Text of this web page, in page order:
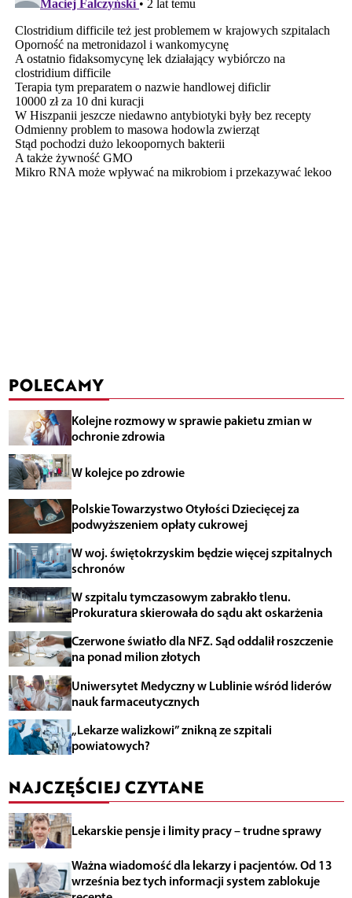
POLECAMY
Kolejne rozmowy w sprawie pakietu zmian w
ochronie zdrowia
W kolejce po zdrowie
Polskie Towarzystwo Otyłości Dziecięcej za
podwyższeniem opłaty cukrowej
W woj. świętokrzyskim będzie więcej szpitalnych
schronów
W szpitalu tymczasowym zabrakło tlenu.
Prokuratura skierowała do sądu akt oskarżenia
Czerwone światło dla NFZ. Sąd oddalił roszczenie
na ponad milion złotych
Uniwersytet Medyczny w Lublinie wśród liderów
nauk farmaceutycznych
„Lekarze walizkowi” znikną ze szpitali
powiatowych?
NAJCZĘŚCIEJ CZYTANE
Lekarskie pensje i limity pracy – trudne sprawy
Ważna wiadomość dla lekarzy i pacjentów. Od 13
września bez tych informacji system zablokuje